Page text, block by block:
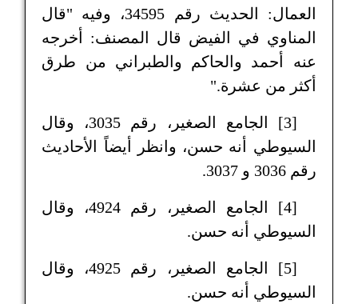
العمال: الحديث رقم 34595، وفيه "قال
المناوي في الفيض قال المصنف: أخرجه
عنه أحمد والحاكم والطبراني من طرق
أكثر من عشرة."
[3] الجامع الصغير، رقم 3035، وقال
السيوطي أنه حسن، وانظر أيضاً الأحاديث
رقم 3036 و 3037.
[4] الجامع الصغير، رقم 4924، وقال
السيوطي أنه حسن.
[5] الجامع الصغير، رقم 4925، وقال
السيوطي أنه حسن.